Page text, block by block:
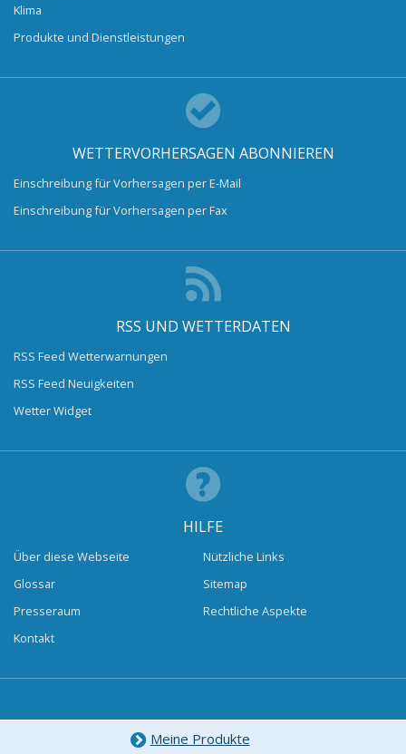
Klima
Produkte und Dienstleistungen
WETTERVORHERSAGEN ABONNIEREN
Einschreibung für Vorhersagen per E-Mail
Einschreibung für Vorhersagen per Fax
RSS UND WETTERDATEN
RSS Feed Wetterwarnungen
RSS Feed Neuigkeiten
Wetter Widget
HILFE
Über diese Webseite
Glossar
Presseraum
Kontakt
Nützliche Links
Sitemap
Rechtliche Aspekte
Meine Produkte